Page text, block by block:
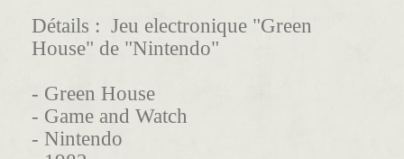
Détails : Jeu electronique "Green
House" de "Nintendo"
- Green House
- Game and Watch
- Nintendo